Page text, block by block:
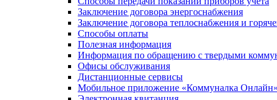
Заключение договора энергоснабжения
Заключение договора теплоснабжения и
Способы оплаты
Полезная информация
Информация по обращению с твердыми
Офисы обслуживания
Дистанционные сервисы
Мобильное приложение «Коммуналка Онлайн»